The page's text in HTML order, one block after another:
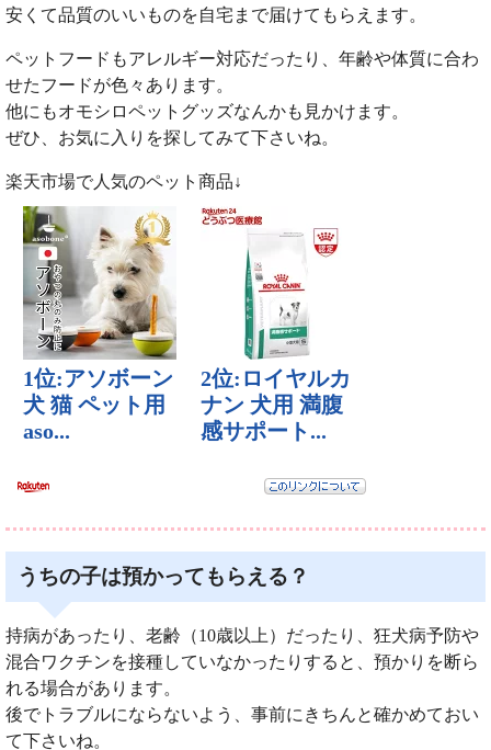
安くて品質のいいものを自宅まで届けてもらえます。
ペットフードもアレルギー対応だったり、年齢や体質に合わ
せたフードが色々あります。
他にもオモシロペットグッズなんかも見かけます。
ぜひ、お気に入りを探してみて下さいね。
楽天市場で人気のペット商品↓
うちの子は預かってもらえる？
持病があったり、老齢（10歳以上）だったり、狂犬病予防や
混合ワクチンを接種していなかったりすると、預かりを断ら
れる場合があります。
後でトラブルにならないよう、事前にきちんと確かめておい
て下さいね。